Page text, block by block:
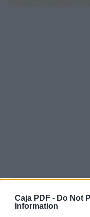
Caja PDF - Do Not
Information
2:7 Considera
te dará
2:8 Acuérdate de